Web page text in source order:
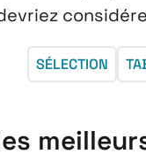
SÉLECTION